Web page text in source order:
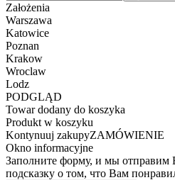
Założenia
Warszawa
Katowice
Poznan
Krakow
Wroclaw
Lodz
PODGLĄD
Towar dodany do koszyka
Produkt w koszyku
Kontynuuj zakupyZAMÓWIENIE
Okno informacyjne
Заполните форму, и мы
подсказку о том, что Вам